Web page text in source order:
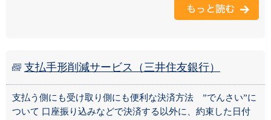
支払手形削減サービス（三井住友銀行）
支払う側にも受け取り側にも便利な決済方法 ”でんさい”に
ついて 口座振り込みなどで決済する以外に、約束した日付